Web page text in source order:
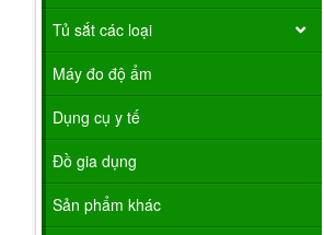
Tủ sắt các loại
Máy đo độ ẩm
Dụng cụ y tế
Đồ gia dụng
Sản phẩm khác